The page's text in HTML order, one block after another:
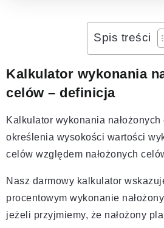
Spis treści
Kalkulator wykonania
celów – definicja
Kalkulator wykonania nałożonych
określenia wysokości wartości
celów względem nałożonych
Nasz darmowy kalkulator
procentowym wykonanie
jeżeli przyjmiemy, że nałożony